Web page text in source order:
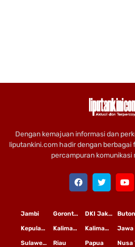
Dengan kemajuan informasi dan
liputankini.com hadir dengan berbagai
percampuran komunikasi
DKI Jakarta
Gorontalo
Jambi
Kalimantan Tengah
Kalimantan Timur
Kepulauan Riau
Papua
Riau
Sulawesi Selatan